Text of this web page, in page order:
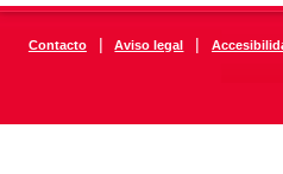
Contacto | Aviso legal |